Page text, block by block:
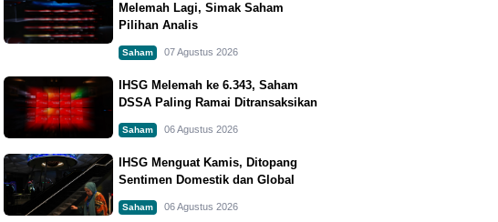
Melemah Lagi, Simak Saham
Pilihan Analis
Saham 07 Agustus 2026
IHSG Melemah ke 6.343, Saham
DSSA Paling Ramai Ditransaksikan
Saham 06 Agustus 2026
IHSG Menguat Kamis, Ditopang
Sentimen Domestik dan Global
Saham 06 Agustus 2026